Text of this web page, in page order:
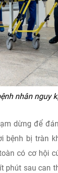
nhân nguy
dừng để
bệnh bị tràn
có cơ hội
phút sau can